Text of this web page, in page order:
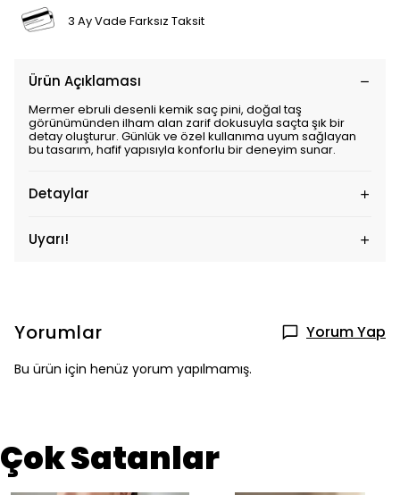
3 Ay Vade Farksız Taksit
Ürün Açıklaması
Mermer ebruli desenli kemik saç pini, doğal taş
görünümünden ilham alan zarif dokusuyla saçta şık bir
detay oluşturur. Günlük ve özel kullanıma uyum sağlayan
bu tasarım, hafif yapısıyla konforlu bir deneyim sunar.
Detaylar
Uyarı!
Yorumlar Yorum Yap
Bu ürün için henüz yorum yapılmamış.
Çok Satanlar